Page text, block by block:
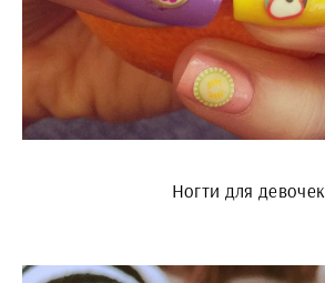
Ногти для девочек